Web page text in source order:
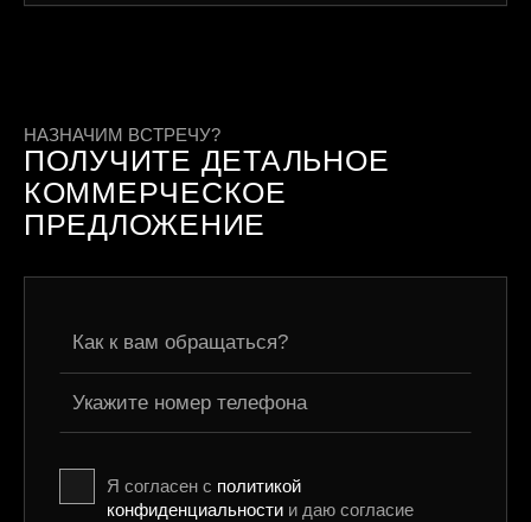
НАЗНАЧИМ ВСТРЕЧУ?
ПОЛУЧИТЕ ДЕТАЛЬНОЕ
КОММЕРЧЕСКОЕ
ПРЕДЛОЖЕНИЕ
Я согласен с политикой
конфиденциальности и даю согласие